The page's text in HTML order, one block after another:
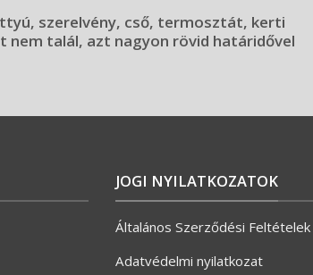
szerelvény, cső, termosztát, kerti
nem talál, azt nagyon rövid határidővel
JOGI NYILATKOZATOK
Általános Szerződési Feltételek
Adatvédelmi nyilatkozat